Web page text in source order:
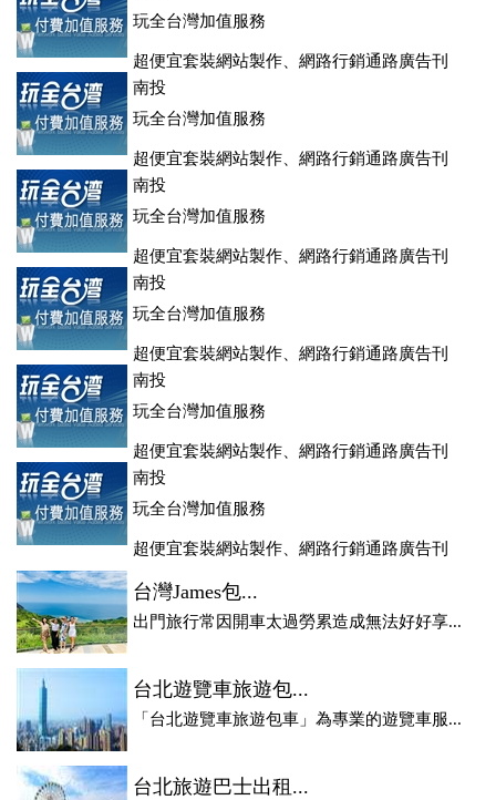
玩全台灣加值服務
超便宜套裝網站製作、網路行銷通路廣告刊
登、訂房系統、客房委託旅行社銷售，全面優惠中....
南投
玩全台灣加值服務
超便宜套裝網站製作、網路行銷通路廣告刊
登、訂房系統、客房委託旅行社銷售，全面優惠中....
南投
玩全台灣加值服務
超便宜套裝網站製作、網路行銷通路廣告刊
登、訂房系統、客房委託旅行社銷售，全面優惠中....
南投
玩全台灣加值服務
超便宜套裝網站製作、網路行銷通路廣告刊
登、訂房系統、客房委託旅行社銷售，全面優惠中....
南投
玩全台灣加值服務
超便宜套裝網站製作、網路行銷通路廣告刊
登、訂房系統、客房委託旅行社銷售，全面優惠中....
南投
玩全台灣加值服務
超便宜套裝網站製作、網路行銷通路廣告刊
登、訂房系統、客房委託旅行社銷售，全面優惠中....
台灣James包...
出門旅行常因開車太過勞累造成無法好好享...
台北遊覽車旅遊包...
「台北遊覽車旅遊包車」為專業的遊覽車服...
台北旅遊巴士出租...